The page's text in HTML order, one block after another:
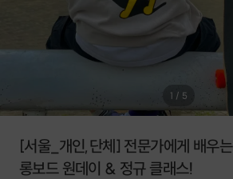
1 / 5
[서울_개인,단체] 전문가에게 배우는
롱보드 원데이 & 정규 클래스!